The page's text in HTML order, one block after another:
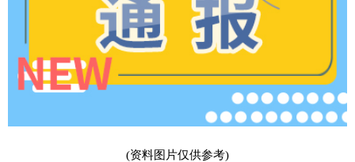
(资料图片仅供参考)